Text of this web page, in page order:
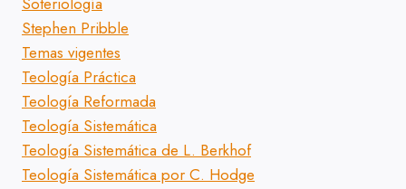
Stephen Pribble
Temas vigentes
Teología Práctica
Teología Reformada
Teología Sistemática
Teología Sistemática de L. Berkhof
Teología Sistemática por C. Hodge